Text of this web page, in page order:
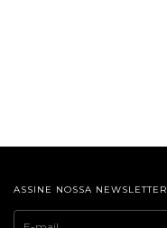
ASSINE NOSSA NEWSLETTER